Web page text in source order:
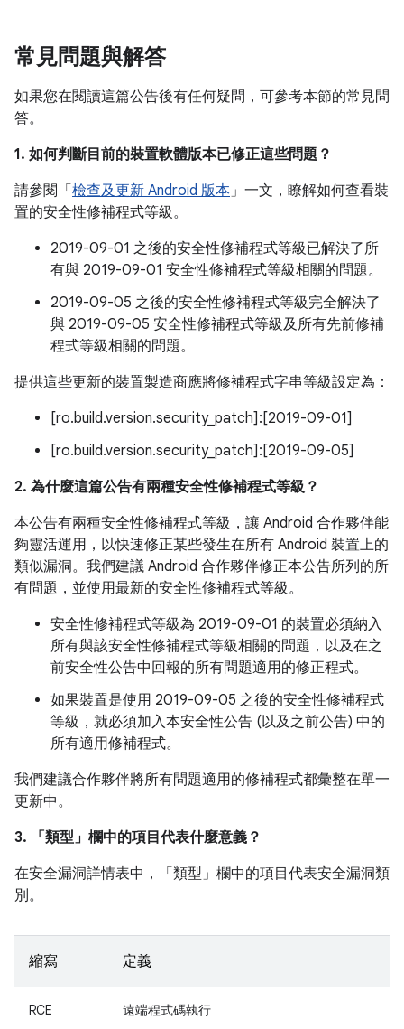
常見問題與解答
如果您在閱讀這篇公告後有任何疑問，可參考本節的常見問
答。
1. 如何判斷目前的裝置軟體版本已修正這些問題？
請參閱「 檢查及更新 Android 版本」一文，瞭解如何查看裝
置的安全性修補程式等級。
2019-09-01 之後的安全性修補程式等級已解決了所
有與 2019-09-01 安全性修補程式等級相關的問題。
2019-09-05 之後的安全性修補程式等級完全解決了
與 2019-09-05 安全性修補程式等級及所有先前修補
程式等級相關的問題。
提供這些更新的裝置製造商應將修補程式字串等級設定為：
[ro.build.version.security_patch]:[2019-09-01]
[ro.build.version.security_patch]:[2019-09-05]
2. 為什麼這篇公告有兩種安全性修補程式等級？
本公告有兩種安全性修補程式等級，讓 Android 合作夥伴能
夠靈活運用，以快速修正某些發生在所有 Android 裝置上的
類似漏洞。我們建議 Android 合作夥伴修正本公告所列的所
有問題，並使用最新的安全性修補程式等級。
安全性修補程式等級為 2019-09-01 的裝置必須納入
所有與該安全性修補程式等級相關的問題，以及在之
前安全性公告中回報的所有問題適用的修正程式。
如果裝置是使用 2019-09-05 之後的安全性修補程式
等級，就必須加入本安全性公告 (以及之前公告) 中的
所有適用修補程式。
我們建議合作夥伴將所有問題適用的修補程式都彙整在單一
更新中。
3. 「類型」 欄中的項目代表什麼意義？
在安全漏洞詳情表中，「類型」 欄中的項目代表安全漏洞類
別。
縮寫 定義
RCE 遠端程式碼執行